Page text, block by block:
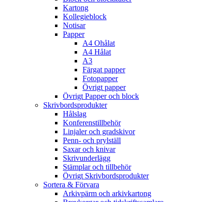
Kartong
Kollegieblock
Notisar
Papper
A4 Ohålat
A4 Hålat
A3
Färgat papper
Fotopapper
Övrigt papper
Övrigt Papper och block
Skrivbordsprodukter
Hålslag
Konferenstillbehör
Linjaler och gradskivor
Penn- och prylställ
Saxar och knivar
Skrivunderlägg
Stämplar och tillbehör
Övrigt Skrivbordsprodukter
Sortera & Förvara
Arkivpärm och arkivkartong